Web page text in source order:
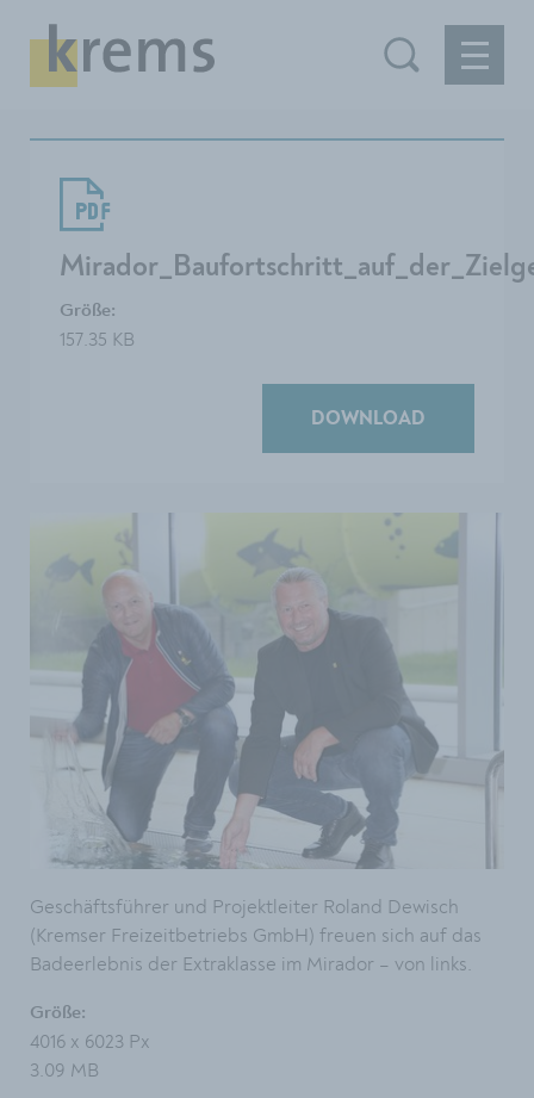
Größe:
157.35 KB
DOWNLOAD
Geschäftsführer und Projektleiter Roland Dewisch
(Kremser Freizeitbetriebs GmbH) freuen sich auf das
Badeerlebnis der Extraklasse im Mirador – von links.
Größe:
4016 x 6023 Px
3.09 MB